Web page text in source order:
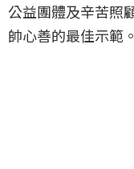
公益團體及辛苦照
帥心善的最佳示範。